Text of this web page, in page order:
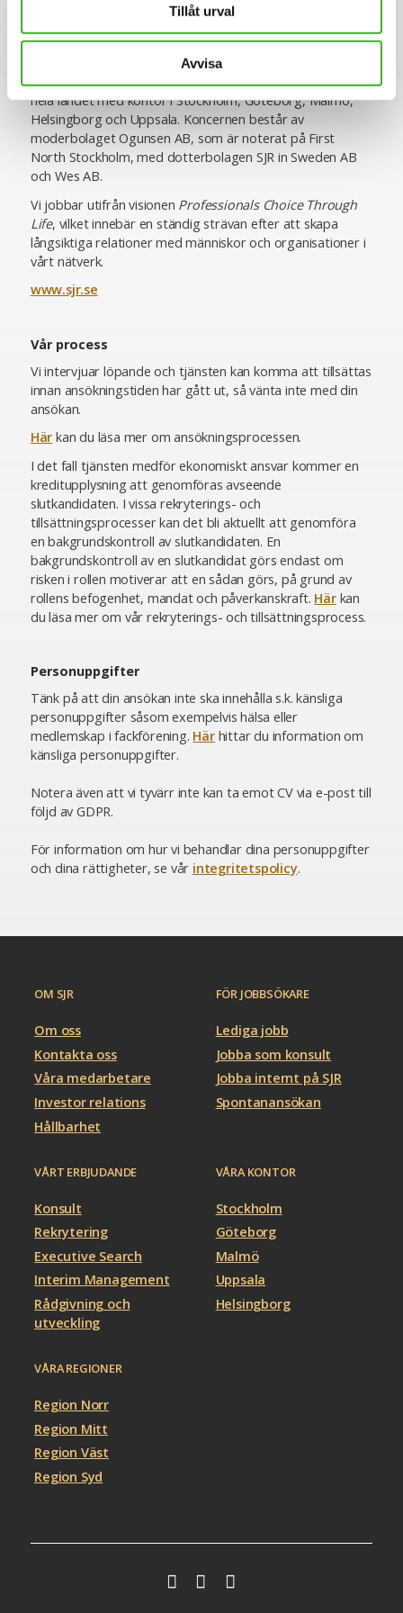
Tillåt urval
Avvisa
erbjuder specialistkompetens inom ekonomi och finans,
HR och lön, inköp och logistik, IT, juridik och compliance,
SJR är idag cirka 400 medarbetare och verksamma över
hela landet med kontor i Stockholm, Göteborg, Malmö,
Helsingborg och Uppsala. Koncernen består av
moderbolaget Ogunsen AB, som är noterat på First
North Stockholm, med dotterbolagen SJR in Sweden AB
och Wes AB.
Vi jobbar utifrån visionen Professionals Choice Through
Life, vilket innebär en ständig strävan efter att skapa
långsiktiga relationer med människor och organisationer i
vårt nätverk.
www.sjr.se
Vår process
Vi intervjuar löpande och tjänsten kan komma att tillsättas
innan ansökningstiden har gått ut, så vänta inte med din
ansökan.
Här kan du läsa mer om ansökningsprocessen.
I det fall tjänsten medför ekonomiskt ansvar kommer en
kreditupplysning att genomföras avseende
slutkandidaten. I vissa rekryterings- och
tillsättningsprocesser kan det bli aktuellt att genomföra
en bakgrundskontroll av slutkandidaten. En
bakgrundskontroll av en slutkandidat görs endast om
risken i rollen motiverar att en sådan görs, på grund av
rollens befogenhet, mandat och påverkanskraft. Härkan
du läsa mer om vår rekryterings- och tillsättningsprocess.
Personuppgifter
Tänk på att din ansökan inte ska innehålla s.k. känsliga
personuppgifter såsom exempelvis hälsa eller
medlemskap i fackförening. Härhittar du information om
känsliga personuppgifter.
Notera även att vi tyvärr inte kan ta emot CV via e-post till
följd av GDPR.
För information om hur vi behandlar dina personuppgifter
och dina rättigheter, se vår integritetspolicy.
OM SJR
Om oss
Kontakta oss
Våra medarbetare
Investor relations
Hållbarhet
FÖR JOBBSÖKARE
Lediga jobb
Jobba som konsult
Jobba internt på SJR
Spontanansökan
VÅRT ERBJUDANDE
Konsult
Rekrytering
Executive Search
Interim Management
Rådgivning och
utveckling
VÅRA KONTOR
Stockholm
Göteborg
Malmö
Uppsala
Helsingborg
VÅRA REGIONER
Region Norr
Region Mitt
Region Väst
Region Syd